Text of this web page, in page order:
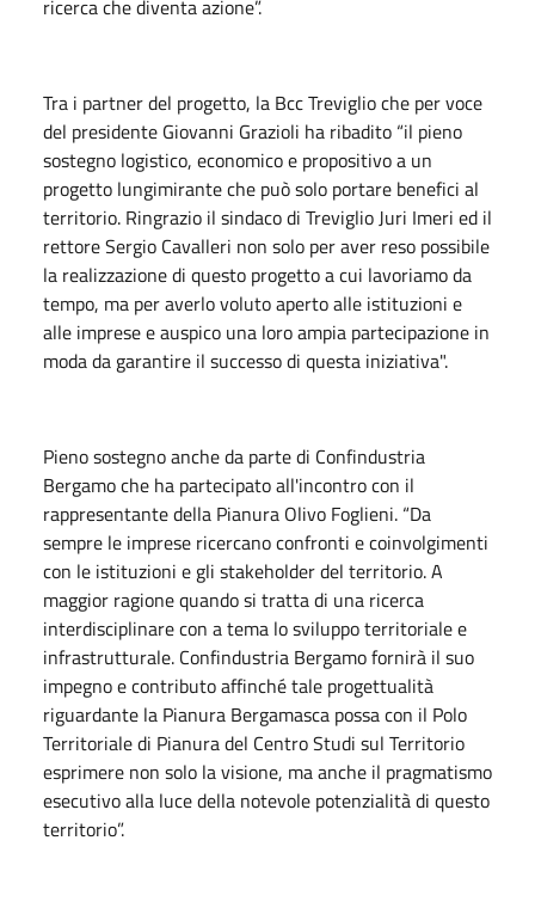
ricerca che diventa azione”.
Tra i partner del progetto, la Bcc Treviglio che per voce
del presidente Giovanni Grazioli ha ribadito “il pieno
sostegno logistico, economico e propositivo a un
progetto lungimirante che può solo portare benefici al
territorio. Ringrazio il sindaco di Treviglio Juri Imeri ed il
rettore Sergio Cavalleri non solo per aver reso possibile
la realizzazione di questo progetto a cui lavoriamo da
tempo, ma per averlo voluto aperto alle istituzioni e
alle imprese e auspico una loro ampia partecipazione in
moda da garantire il successo di questa iniziativa".
Pieno sostegno anche da parte di Confindustria
Bergamo che ha partecipato all'incontro con il
rappresentante della Pianura Olivo Foglieni. “Da
sempre le imprese ricercano confronti e coinvolgimenti
con le istituzioni e gli stakeholder del territorio. A
maggior ragione quando si tratta di una ricerca
interdisciplinare con a tema lo sviluppo territoriale e
infrastrutturale. Confindustria Bergamo fornirà il suo
impegno e contributo affinché tale progettualità
riguardante la Pianura Bergamasca possa con il Polo
Territoriale di Pianura del Centro Studi sul Territorio
esprimere non solo la visione, ma anche il pragmatismo
esecutivo alla luce della notevole potenzialità di questo
territorio”.